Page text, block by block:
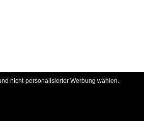
nicht-personalisierter Werbung wählen.